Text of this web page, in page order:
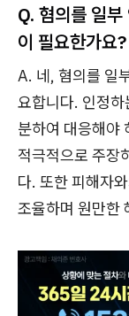
Q. 혐의를 일
이 필요한가요?
A. 네, 혐의를 일
요합니다. 인정
분하여 대응해야
적극적으로 주장
다. 또한 피해자
조율하며 원만한